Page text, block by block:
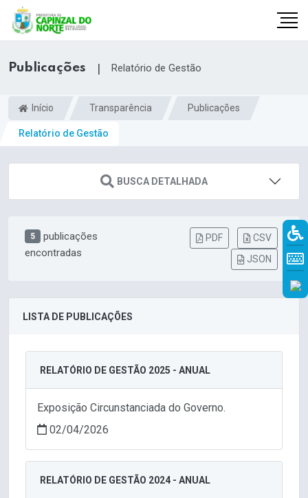
Publicações | Relatório de Gestão
Início Transparência Publicações
Relatório de Gestão
BUSCA DETALHADA
5
publicações
encontradas
PDF
CSV
JSON
LISTA DE PUBLICAÇÕES
RELATÓRIO DE GESTÃO 2025 - ANUAL
Exposição Circunstanciada do Governo.
02/04/2026
RELATÓRIO DE GESTÃO 2024 - ANUAL